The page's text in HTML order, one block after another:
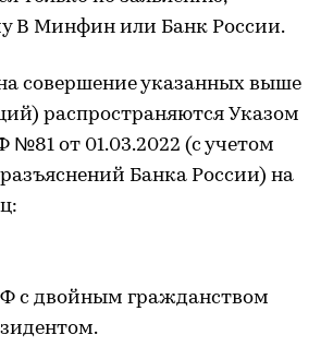
В Минфин или Банк России.
совершение указанных выше
распространяются Указом
№81 от 01.03.2022 (с учетом
Банка России) на
с двойным гражданством